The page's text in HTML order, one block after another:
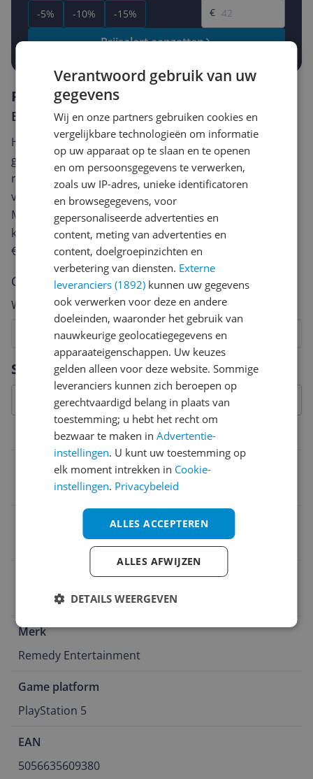
-5% -10% -15%
€
Prijsalert aanzetten
Specificaties
Productinformatie
Games Genre
Avontuur
Oorspronkelijke releasedatum
Blu-ray
Merk
Remedy Entertainment
Game platform
PlayStation 5
EAN
5056635609380
Reviews
Er zijn nog geen reviews geschreven
Heb jij dit product in bezit en wil je graag je mening
geven? Start dan hieronder met het schrijven van je
review. Afhankelijk van de details duurt het schrijven
van een review gemiddeld tussen de 3 en 10 minuten.
Met jouw mening help je andere bezoekers een betere
keuze te maken én maak je iedere maand kans op
€250,-!
Klik hier voor de actievoorwaarden.
Cijfer
Welk cijfer geef jij dit product?
8
7
6
5
4
3
2
Vraag 1 van 4
Verantwoord gebruik van uw
gegevens
Wij en onze partners gebruiken cookies en
vergelijkbare technologieën om informatie
op uw apparaat op te slaan en te openen
en om persoonsgegevens te verwerken,
zoals uw IP-adres, unieke identificatoren
en browsegegevens, voor
gepersonaliseerde advertenties en
content, meting van advertenties en
content, doelgroepinzichten en
verbetering van diensten. Externe
leveranciers (1892) kunnen uw gegevens
ook verwerken voor deze en andere
doeleinden, waaronder het gebruik van
nauwkeurige geolocatiegegevens en
apparaateigenschappen. Uw keuzes
gelden alleen voor deze website. Sommige
leveranciers kunnen zich beroepen op
gerechtvaardigd belang in plaats van
toestemming; u hebt het recht om
bezwaar te maken inAdvertentie-
instellingen. U kunt uw toestemming op
elk moment intrekken in Cookie-
instellingen. Privacybeleid
ALLES ACCEPTEREN
ALLES AFWIJZEN
DETAILS WEERGEVEN